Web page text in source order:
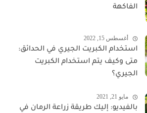
الفاكهة
أغسطس 15, 2022
استخدام الكبريت الجيري في الحدائق:
متى وكيف يتم استخدام الكبريت
الجيري؟
مايو 21, 2021
بالفيديو: إليك طريقة زراعة الرمان في